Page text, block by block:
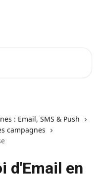
: Email, SMS & Push
campagnes
d'Email en